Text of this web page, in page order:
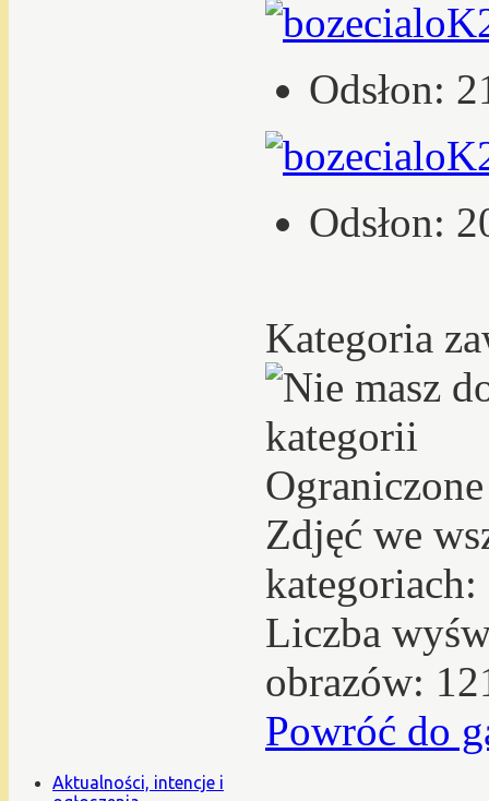
Odsłon:
Odsłon:
Kategoria
Zdjęć we
kategoriach:
Liczba
obrazów:
Powróć do
Aktualności, intencje i